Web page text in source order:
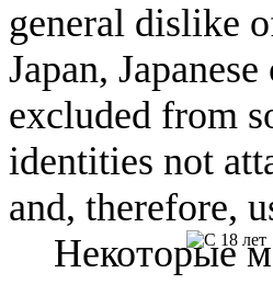
general dislike
Japan,
excluded from
identities not
and, therefore,
Некоторые